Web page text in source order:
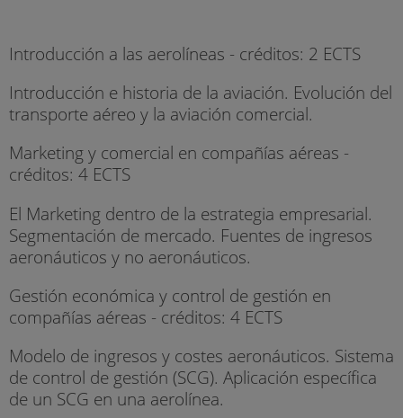
Introducción a las aerolíneas - créditos: 2 ECTS
Introducción e historia de la aviación. Evolución del
transporte aéreo y la aviación comercial.
Marketing y comercial en compañías aéreas -
créditos: 4 ECTS
El Marketing dentro de la estrategia empresarial.
Segmentación de mercado. Fuentes de ingresos
aeronáuticos y no aeronáuticos.
Gestión económica y control de gestión en
compañías aéreas - créditos: 4 ECTS
Modelo de ingresos y costes aeronáuticos. Sistema
de control de gestión (SCG). Aplicación específica
de un SCG en una aerolínea.